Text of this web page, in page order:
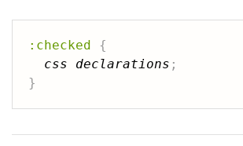
:checked
{
css declarations ;
}